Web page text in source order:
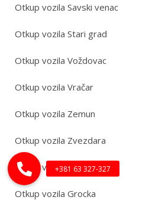
Otkup vozila Savski venac
Otkup vozila Stari grad
Otkup vozila Voždovac
Otkup vozila Vračar
Otkup vozila Zemun
Otkup vozila Zvezdara
Otkup vozila Barajevo
Otkup vozila Grocka